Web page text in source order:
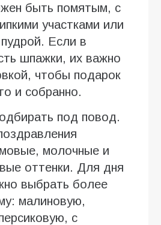
быть помятым, с
участками или
Если в
шпажки, их важно
чтобы подарок
и собранно.
под повод.
молочные и
оттенки. Для дня
выбрать более
малиновую,
с